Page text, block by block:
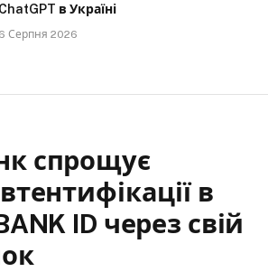
ChatGPT в Україні
6 Серпня 2026
спрощує
в
ID через свій